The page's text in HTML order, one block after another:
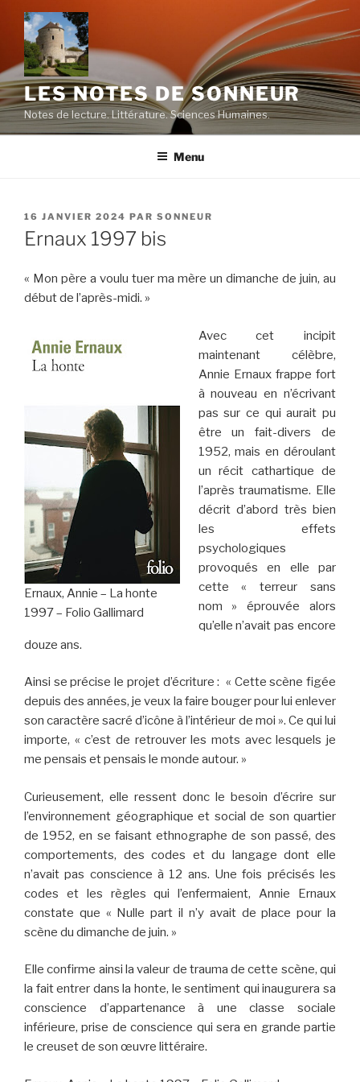
contenu
principal
LES NOTES DE SONNEUR
Notes de lecture. Littérature. Sciences Humaines.
Menu
PUBLIÉ
LE
16 JANVIER 2024 PAR SONNEUR
Ernaux 1997 bis
« Mon père a voulu tuer ma mère un dimanche de juin, au
début de l’après-midi. »
Ernaux, Annie – La honte
1997 – Folio Gallimard
Avec cet incipit
maintenant célèbre,
Annie Ernaux frappe fort
à nouveau en n’écrivant
pas sur ce qui aurait pu
être un fait-divers de
1952, mais en déroulant
un récit cathartique de
l’après traumatisme. Elle
décrit d’abord très bien
les effets
psychologiques
provoqués en elle par
cette « terreur sans
nom » éprouvée alors
qu’elle n’avait pas encore
douze ans.
Ainsi se précise le projet d’écriture : « Cette scène figée
depuis des années, je veux la faire bouger pour lui enlever
son caractère sacré d’icône à l’intérieur de moi ». Ce qui lui
importe, « c’est de retrouver les mots avec lesquels je
me pensais et pensais le monde autour. »
Curieusement, elle ressent donc le besoin d’écrire sur
l’environnement géographique et social de son quartier
de 1952, en se faisant ethnographe de son passé, des
comportements, des codes et du langage dont elle
n’avait pas conscience à 12 ans. Une fois précisés les
codes et les règles qui l’enfermaient, Annie Ernaux
constate que « Nulle part il n’y avait de place pour la
scène du dimanche de juin. »
Elle confirme ainsi la valeur de trauma de cette scène, qui
la fait entrer dans la honte, le sentiment qui inaugurera sa
conscience d’appartenance à une classe sociale
inférieure, prise de conscience qui sera en grande partie
le creuset de son œuvre littéraire.